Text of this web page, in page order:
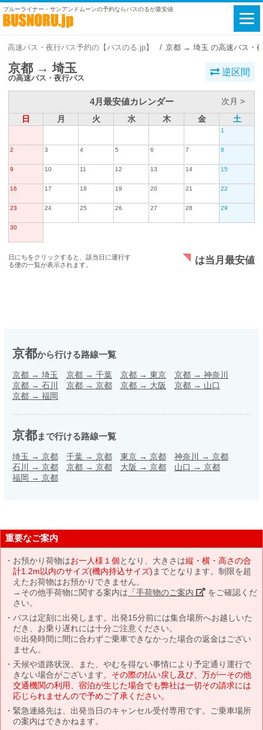
ブルーライナー・サンアンドムーンの予約ならバスのるが最安値
高速バス・夜行バス予約の【バスのる.jp】 京都 → 埼玉 の高速バス・
京都 → 埼玉
の高速バス・夜行バス
逆区間
4月最安値カレンダー
次月 >
日
月 火 水 木 金 土
1
2 3 4 5 6 7 8
9 10 11 12 13 14 15
16 17 18 19 20 21 22
23 24 25 26 27 28 29
30
日にちをクリックすると、該当日に運行す
る便の一覧が表示されます。
は当月最安値
京都から行ける路線一覧
京都 → 埼玉 京都 → 千葉 京都 → 東京 京都 → 神奈川
京都 → 石川 京都 → 京都 京都 → 大阪 京都 → 山口
京都 → 福岡
京都まで行ける路線一覧
埼玉 → 京都 千葉 → 京都 東京 → 京都 神奈川 → 京都
石川 → 京都 京都 → 京都 大阪 → 京都 山口 → 京都
福岡 → 京都
重要なご案内
お預かり荷物はお一人様１個となり、大きさは縦・横・高さの合
計1.2m以内のサイズ(機内持込サイズ) までとなります。制限を超
えたお荷物はお預かりできません。
→その他手荷物に関する案内は 「手荷物のご案内」 をご確認くだ
さい。
バスは定刻に出発します。出発15分前には集合場所へお越しいた
だき、お乗り遅れには十分ご注意ください。
※出発時間に間に合わずご乗車できなかった場合の返金はござい
ません。
天候や道路状況、また、やむを得ない事情により予定通り運行で
きない場合がございます。 その際の払い戻し及び、万が一その他
交通機関の利用、宿泊が生じた場合でも弊社は一切その請求には
応じられませんので予めご了承ください。
緊急連絡先は、出発当日のキャンセル受付専用です。ご乗車場所
の案内はできかねます。